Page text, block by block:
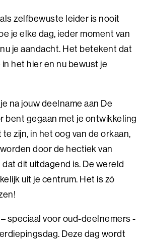
zelfbewuste leider is nooit
je elke dag, ieder moment van
je aandacht. Het betekent dat
in het hier en nu bewust je
na jouw deelname aan De
bent gegaan met je ontwikkeling
zijn, in het oog van de orkaan,
door de hectiek van
dit uitdagend is. De wereld
uit je centrum. Het is zó
speciaal voor oud-deelnemers -
Deze dag wordt